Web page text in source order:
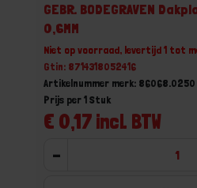
GEBR. BODEGRAVEN
0,6MM
Niet op voorraad, levertijd 1 tot
Gtin: 8714318052416
Artikelnummer merk: 86068.0250
€ 0,17 incl. BTW
Prijs per 1 Stuk
-